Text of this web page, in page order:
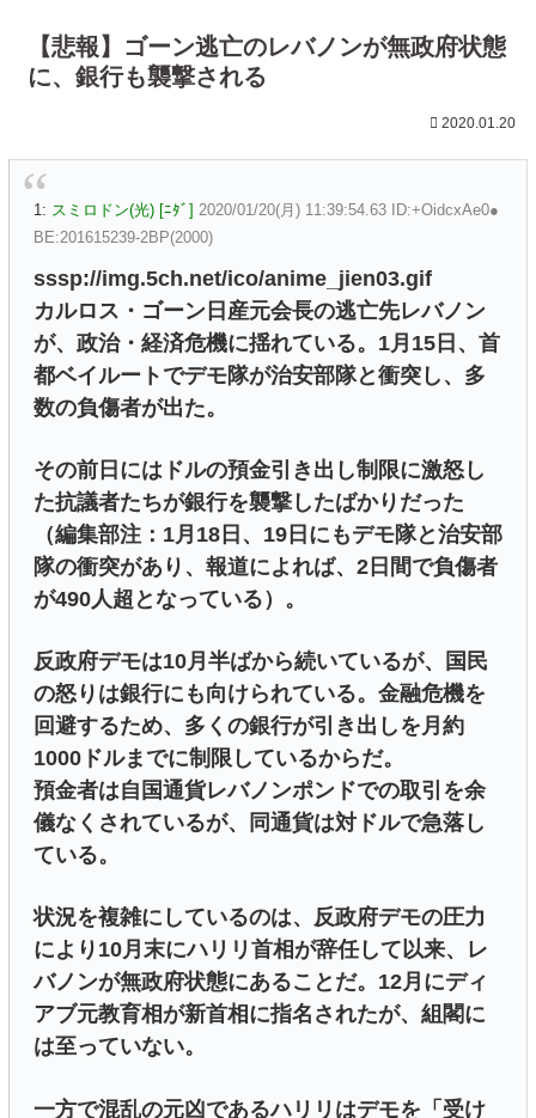
【悲報】ゴーン逃亡のレバノンが無政府状態
に、銀行も襲撃される
2020.01.20
1: スミロドン(光) [ﾆﾀﾞ] 2020/01/20(月) 11:39:54.63 ID:+OidcxAe0●
BE:201615239-2BP(2000)
sssp://img.5ch.net/ico/anime_jien03.gif
カルロス・ゴーン日産元会長の逃亡先レバノン
が、政治・経済危機に揺れている。1月15日、首
都ベイルートでデモ隊が治安部隊と衝突し、多
数の負傷者が出た。
その前日にはドルの預金引き出し制限に激怒し
た抗議者たちが銀行を襲撃したばかりだった
（編集部注：1月18日、19日にもデモ隊と治安部
隊の衝突があり、報道によれば、2日間で負傷者
が490人超となっている）。
反政府デモは10月半ばから続いているが、国民
の怒りは銀行にも向けられている。金融危機を
回避するため、多くの銀行が引き出しを月約
1000ドルまでに制限しているからだ。
預金者は自国通貨レバノンポンドでの取引を余
儀なくされているが、同通貨は対ドルで急落し
ている。
状況を複雑にしているのは、反政府デモの圧力
により10月末にハリリ首相が辞任して以来、レ
バノンが無政府状態にあることだ。12月にディ
アブ元教育相が新首相に指名されたが、組閣に
は至っていない。
一方で混乱の元凶であるハリリはデモを「受け